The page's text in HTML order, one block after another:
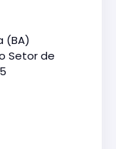
(BA)
Setor de